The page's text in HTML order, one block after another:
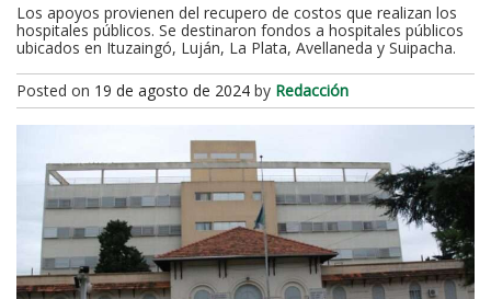
Los apoyos provienen del recupero de costos que realizan los
hospitales públicos. Se destinaron fondos a hospitales públicos
ubicados en Ituzaingó, Luján, La Plata, Avellaneda y Suipacha.
Posted on 19 de agosto de 2024 by Redacción